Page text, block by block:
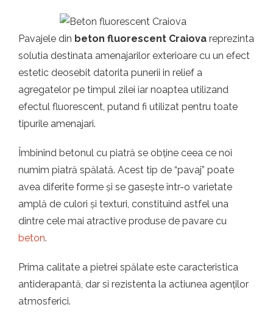
Pavajele din beton fluorescent Craiova reprezinta
solutia destinata amenajarilor exterioare cu un efect
estetic deosebit datorita punerii in relief a
agregatelor pe timpul zilei iar noaptea utilizand
efectul fluorescent, putand fi utilizat pentru toate
tipurile amenajari.
Îmbinînd betonul cu piatră se obține ceea ce noi
numim piatră spălată. Acest tip de “pavaj” poate
avea diferite forme și se gasește într-o varietate
amplă de culori și texturi, constituind astfel una
dintre cele mai atractive produse de pavare cu
beton.
Prima calitate a pietrei spălate este caracteristica
antiderapantă, dar si rezistenta la actiunea agenților
atmosferici.